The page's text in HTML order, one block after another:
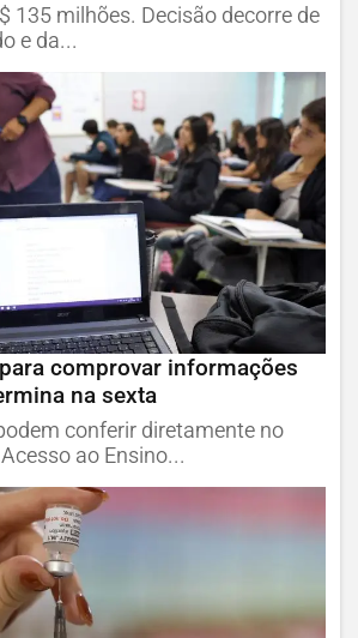
135 milhões. Decisão decorre de
e da...
comprovar informações
na sexta
conferir diretamente no
ao Ensino...